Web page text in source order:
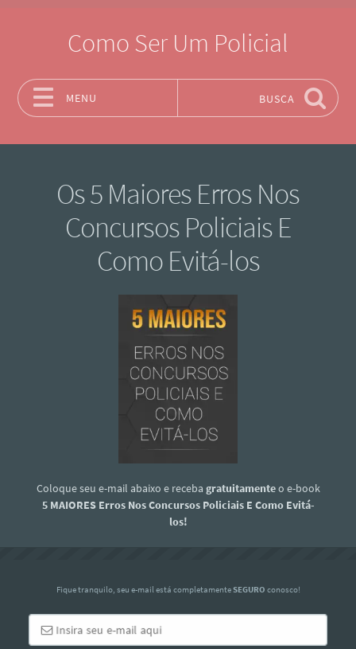
Como Ser Um Policial
MENU BUSCA
Os 5 Maiores Erros Nos
Concursos Policiais E
Como Evitá-los
Coloque seu e-mail abaixo e receba gratuitamenteo e-book
5 MAIORES Erros Nos Concursos Policiais E Como Evitá-
los!
Fique tranquilo, seu e-mail está completamenteSEGURO conosco!